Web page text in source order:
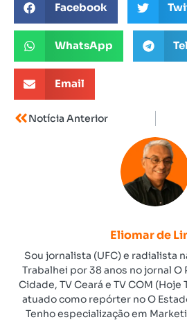
Facebook
WhatsApp
Email
Notícia Anterior
Eliomar de
Sou jornalista (UFC) e radialista
Trabalhei por 38 anos no jornal O
Cidade, TV Ceará e TV COM
atuado como repórter no O
Tenho especialização em